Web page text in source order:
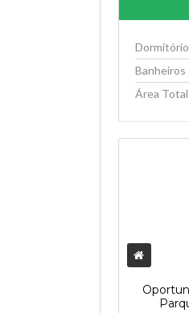
Dormitório
Banheiros
Área Total